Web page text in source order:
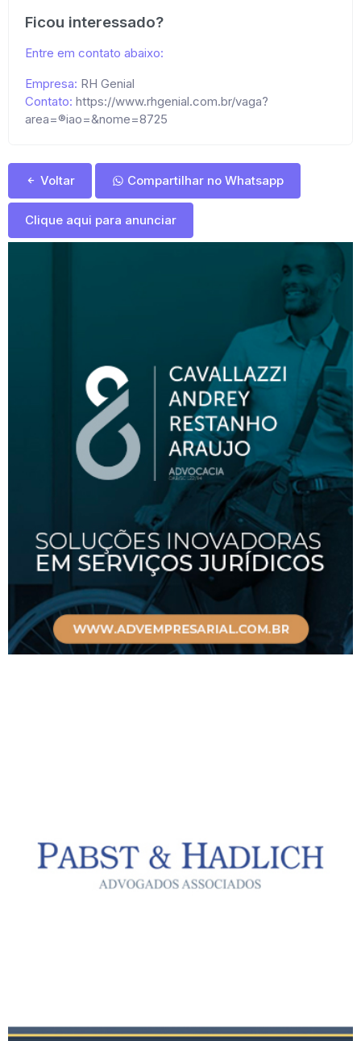
Ficou interessado?
Entre em contato abaixo:
Empresa: RH Genial
Contato: https://www.rhgenial.com.br/vaga?
area=®iao=&nome=8725
Voltar Compartilhar no Whatsapp
Clique aqui para anunciar